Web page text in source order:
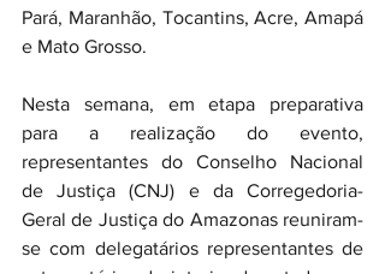
Pará, Maranhão, Tocantins, Acre, Amapá
e Mato Grosso.
Nesta semana, em etapa preparativa
para a realização do evento,
representantes do Conselho Nacional
de Justiça (CNJ) e da Corregedoria-
Geral de Justiça do Amazonas reuniram-
se com delegatários representantes de